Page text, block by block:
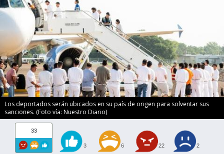
Los deportados serán ubicados en su país de origen para solventar sus
sanciones. (Foto vía: Nuestro Diario)
33
3 6 22 2